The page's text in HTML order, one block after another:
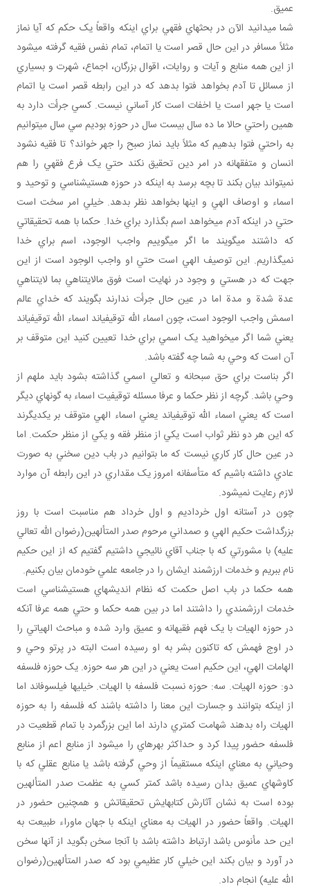
عميق.
شما مي‎دانيد الآن در بحث‎هاي فقهي براي اينکه واقعاً يک حکم که آيا نماز
مثلاً مسافر در اين حال قصر است يا اتمام، تمام نفس فقيه گرفته مي‎شود
از اين همه منابع و آيات و روايات، اقوال بزرگان، اجماع، شهرت و بسياري
از مسائل تا آدم بخواهد فتوا بدهد که در اين رابطه قصر است يا اتمام
است يا جهر است يا اخفات است کار آساني نيست. کسي جرأت دارد به
همين راحتي حالا ما ده سال بيست سال در حوزه بوديم سي سال مي‎توانيم
به راحتي فتوا بدهيم که مثلاً بايد نماز صبح را جهر خواند؟ تا فقيه نشود
انسان و متفقهانه در امر دين تحقيق نکند حتي يک فرع فقهي را هم
نمي‎تواند بيان بکند تا بچه برسد به اينکه در حوزه هستي‎شناسي و توحيد و
اسماء و اوصاف الهي و اينها بخواهد نظر بدهد. خيلي امر سخت است
حتي در اينکه آدم مي‎خواهد اسم بگذارد براي خدا. حکما با همه تحقيقاتي
که داشتند مي‎گويند ما اگر مي‎گوييم واجب الوجود، اسم براي خدا
نمي‎گذاريم. اين توصيف الهي است حتي او واجب الوجود است از اين
جهت که در هستي و وجود در نهايت است فوق مالايتناهي بما لايتناهي
عدة شدة و مدة اما در عين حال جرأت ندارند بگويند که خداي عالم
اسمش واجب الوجود است، چون اسماء الله توقيفي‎اند اسماء الله توقيفي‎اند
يعني شما اگر مي‎خواهيد يک اسمي براي خدا تعيين کنيد اين متوقف بر
آن است که وحي به شما چه گفته باشد.
اگر بناست براي حق سبحانه و تعالي اسمي گذاشته بشود بايد ملهم از
وحي باشد. گرچه از نظر حکما و عرفا مسئله توقيفيت اسماء به گونه‎اي ديگر
است که يعني اسماء الله توقيفي‎اند يعني اسماء الهي متوقف بر يکديگرند
که اين هر دو نظر ثواب است يکي از منظر فقه و يکي از منظر حکمت. اما
در عين حال کار کاري نيست که ما بتوانيم در باب دين سخني به صورت
عادي داشته باشيم که متأسفانه امروز يک مقداري در اين رابطه آن موارد
لازم رعايت نمي‎شود.
چون در آستانه اول خرداديم و اول خرداد هم مناسبت است با روز
بزرگداشت حکيم الهي و صمداني مرحوم صدر المتألهين(رضوان الله تعالي
عليه) با مشورتي که با جناب آقاي نائيجي داشتيم گفتيم که از اين حکيم
نام ببريم و خدمات ارزشمند ايشان را در جامعه علمي خودمان بيان بکنيم.
همه حکما در باب اصل حکمت که نظام انديشه‎اي هستي‎شناسي است
خدمات ارزشمندي را داشتند اما در بين همه حکما و حتي همه عرفا آنکه
در حوزه الهيات با يک فهم فقيهانه و عميق وارد شده و مباحث الهياتي را
در اوج فهمش که تاکنون بشر به او رسيده است البته در پرتو وحي و
الهامات الهي، اين حکيم است يعني در اين هر سه حوزه. يک حوزه فلسفه
دو: حوزه الهيات. سه: حوزه نسبت فلسفه با الهيات. خيلي‎ها فيلسوف‎اند اما
از اينکه بتوانند و جسارت اين معنا را داشته باشند که فلسفه را به حوزه
الهيات راه بدهند شهامت کمتري دارند اما اين بزرگمرد با تمام قطعيت در
فلسفه حضور پيدا کرد و حداکثر بهره‎اي را مي‎شود از منابع اعم از منابع
وحياني به معناي اينکه مستقيماً از وحي گرفته باشد يا منابع عقلي که با
کاوش‎هاي عميق بدان رسيده باشد کمتر کسي به عظمت صدر المتألهين
بوده است به نشان آثارش کتاب‎هايش تحقيقاتش و همچنين حضور در
الهيات. واقعاً حضور در الهيات به معناي اينکه با جهان ماوراء طبيعت به
اين حد مأنوس باشد ارتباط داشته باشد با آنجا سخن بگويد از آنها سخن
در آورد و بيان بکند اين خيلي کار عظيمي بود که صدر المتألهين(رضوان
الله عليه) انجام داد.